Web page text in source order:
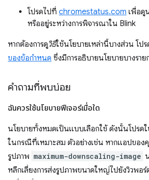
โปรดไปที่ chromestatus.com เพื่อดู
หรืออยู่ระหว่างการพิจารณาใน Blink
หากต้องการดูวิธีใช้นโยบายเหล่านี้บางส่วน โปร
ของข้อกำหนด ซึ่งมีการอธิบายนโยบายบางราย
คำถามที่พบบ่อย
ฉันควรใช้นโยบายฟีเจอร์เมื่อใด
นโยบายทั้งหมดเป็นแบบเลือกใช้ ดังนั้นโปรดใ
ในกรณีที่เหมาะสม ตัวอย่างเช่น หากแอปของ
รูปภาพ maximum-downscaling-image
หลีกเลี่ยงการส่งรูปภาพขนาดใหญ่ไปยังวิวพ